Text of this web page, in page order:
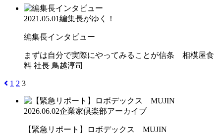
2021.05.01編集長がゆく！
編集長インタビュー
まずは自分で実際にやってみることが信条 相模屋食
料 社長 鳥越淳司
1 2 3
2026.06.02企業家倶楽部アーカイブ
【緊急リポート】ロボデックス MUJIN